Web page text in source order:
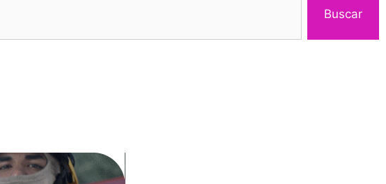
Buscar